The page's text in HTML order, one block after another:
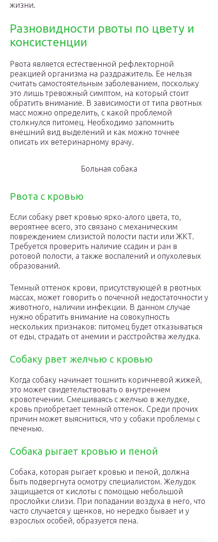
жизни.
Разновидности рвоты по цвету и
консистенции
Рвота является естественной рефлекторной
реакцией организма на раздражитель. Ее нельзя
считать самостоятельным заболеванием, поскольку
это лишь тревожный симптом, на который стоит
обратить внимание. В зависимости от типа рвотных
масс можно определить, с какой проблемой
столкнулся питомец. Необходимо запомнить
внешний вид выделений и как можно точнее
описать их ветеринарному врачу.
Больная собака
Рвота с кровью
Если собаку рвет кровью ярко-алого цвета, то,
вероятнее всего, это связано с механическим
повреждением слизистой полости пасти или ЖКТ.
Требуется проверить наличие ссадин и ран в
ротовой полости, а также воспалений и опухолевых
образований.
Темный оттенок крови, присутствующей в рвотных
массах, может говорить о почечной недостаточности у
животного, наличии инфекции. В данном случае
нужно обратить внимание на совокупность
нескольких признаков: питомец будет отказываться
от еды, страдать от анемии и расстройства желудка.
Собаку рвет желчью с кровью
Когда собаку начинает тошнить коричневой жижей,
это может свидетельствовать о внутреннем
кровотечении. Смешиваясь с желчью в желудке,
кровь приобретает темный оттенок. Среди прочих
причин может выясниться, что у собаки проблемы с
печенью.
Собака рыгает кровью и пеной
Собака, которая рыгает кровью и пеной, должна
быть подвергнута осмотру специалистом. Желудок
защищается от кислоты с помощью небольшой
прослойки слизи. При попадании воздуха в него, что
часто случается у щенков, но нередко бывает и у
взрослых особей, образуется пена.